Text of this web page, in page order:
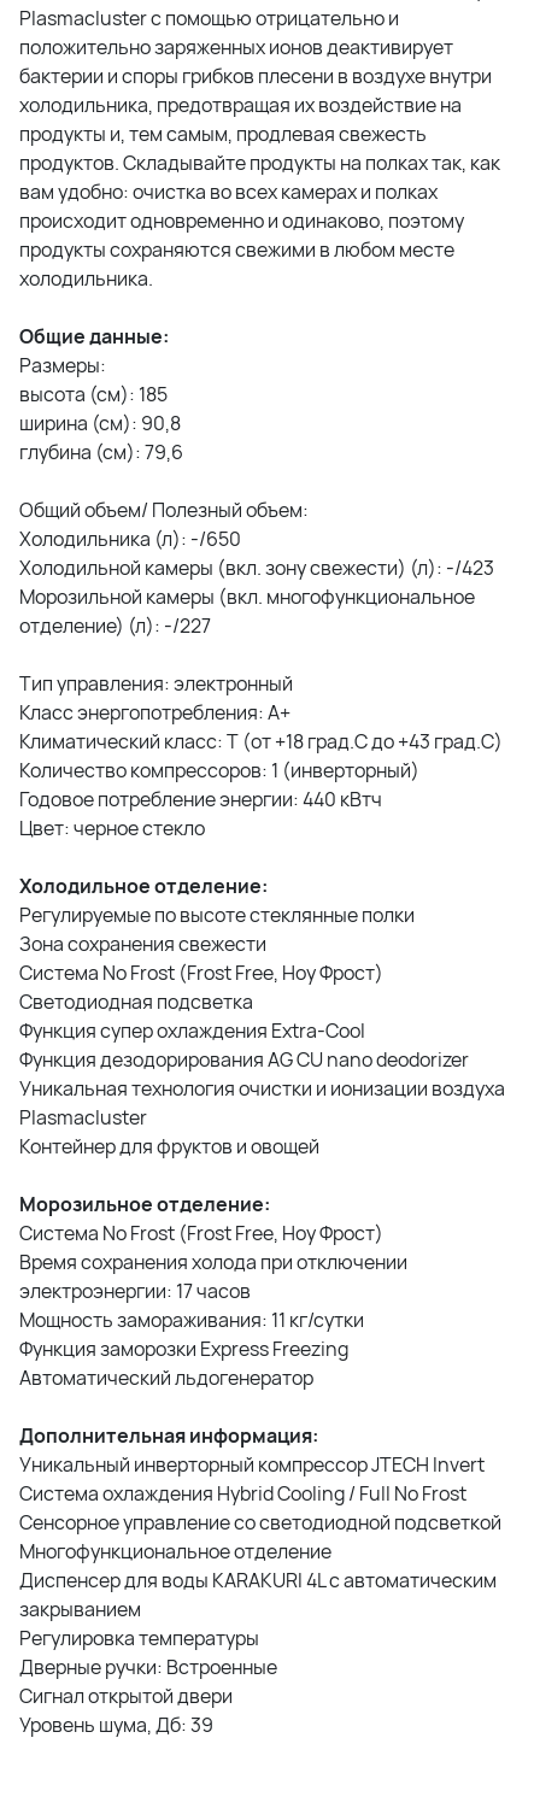
Plasmacluster с помощью отрицательно и
положительно заряженных ионов деактивирует
бактерии и споры грибков плесени в воздухе внутри
холодильника, предотвращая их воздействие на
продукты и, тем самым, продлевая свежесть
продуктов. Складывайте продукты на полках так, как
вам удобно: очистка во всех камерах и полках
происходит одновременно и одинаково, поэтому
продукты сохраняются свежими в любом месте
холодильника.
Общие данные:
Размеры:
высота (см): 185
ширина (см): 90,8
глубина (см): 79,6
Общий объем/ Полезный объем:
Холодильника (л): -/650
Холодильной камеры (вкл. зону свежести) (л): -/423
Морозильной камеры (вкл. многофункциональное
отделение) (л): -/227
Тип управления: электронный
Класс энергопотребления: A+
Климатический класс: T (от +18 град.С до +43 град.С)
Количество компрессоров: 1 (инверторный)
Годовое потребление энергии: 440 кВтч
Цвет: черное стекло
Холодильное отделение:
Регулируемые по высоте стеклянные полки
Зона сохранения свежести
Система No Frost (Frost Free, Ноу Фрост)
Светодиодная подсветка
Функция супер охлаждения Extra-Cool
Функция дезодорирования AG CU nano deodorizer
Уникальная технология очистки и ионизации воздуха
Plasmacluster
Контейнер для фруктов и овощей
Морозильное отделение:
Система No Frost (Frost Free, Ноу Фрост)
Время сохранения холода при отключении
электроэнергии: 17 часов
Мощность замораживания: 11 кг/сутки
Функция заморозки Express Freezing
Автоматический льдогенератор
Дополнительная информация:
Уникальный инверторный компрессор JTECH Invert
Система охлаждения Hybrid Cooling / Full No Frost
Сенсорное управление со светодиодной подсветкой
Многофункциональное отделение
Диспенсер для воды KARAKURI 4L с автоматическим
закрыванием
Регулировка температуры
Дверные ручки: Встроенные
Сигнал открытой двери
Уровень шума, Дб: 39